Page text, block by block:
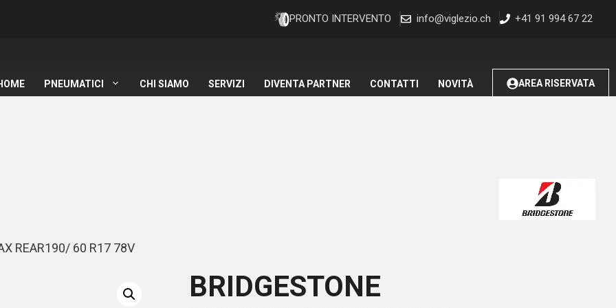
PRONTO INTERVENTO info@viglezio.ch +41 91 994 67 22
PNEUMATICI CHI SIAMO SERVIZI DIVENTA PARTNER CONTATTI NOVITÀ AREA RISERVATA
REAR190/ 60 R17 78V
BRIDGESTONE